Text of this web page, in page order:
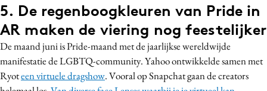
5. De regenboogkleuren van Pride in
AR maken de viering nog feestelijker
De maand juni is Pride-maand met de jaarlijkse wereldwijde
manifestatie de LGBTQ-community. Yahoo ontwikkelde samen met
Ryoteen virtuele dragshow. Vooral op Snapchat gaan de creators